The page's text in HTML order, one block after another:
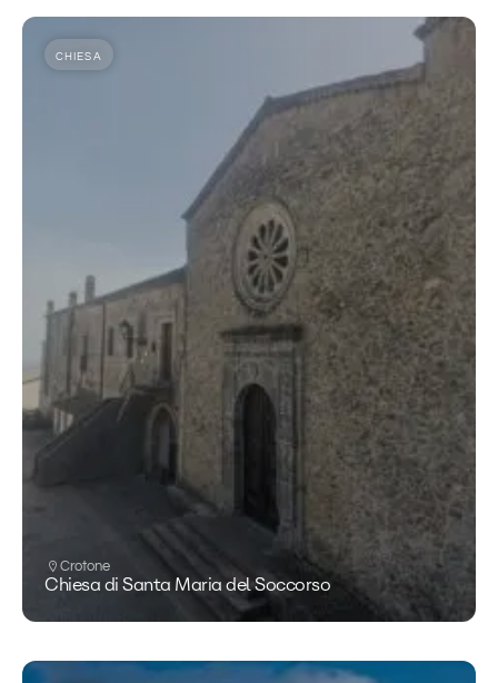
Crotone
Chiesa di Santa Maria del Soccorso
CHIESA